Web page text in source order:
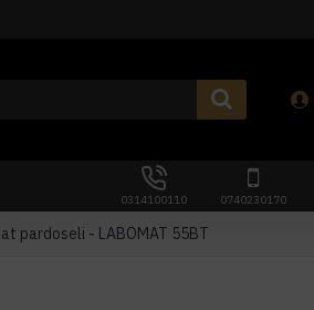
0314100110 0740230170
pardoseli - LABOMAT 55BT